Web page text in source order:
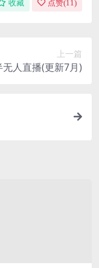
收藏 点赞(11 )
上一篇
无人直播(更新7月)